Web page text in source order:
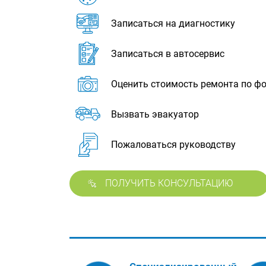
Записаться на диагностику
Записаться в автосервис
Оценить стоимость ремонта по
Вызвать эвакуатор
Пожаловаться руководству
ПОЛУЧИТЬ КОНСУЛЬТАЦИЮ